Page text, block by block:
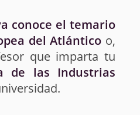
conoce el temario
del Atlántico o,
que imparta tu
de las Industrias